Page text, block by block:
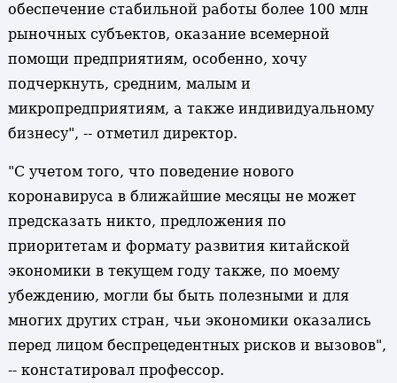
обеспечение стабильной работы более 100 млн
рыночных субъектов, оказание всемерной
помощи предприятиям, особенно, хочу
подчеркнуть, средним, малым и
микропредприятиям, а также индивидуальному
бизнесу", -- отметил директор.
"С учетом того, что поведение нового
коронавируса в ближайшие месяцы не может
предсказать никто, предложения по
приоритетам и формату развития китайской
экономики в текущем году также, по моему
убеждению, могли бы быть полезными и для
многих других стран, чьи экономики оказались
перед лицом беспрецедентных рисков и вызовов",
-- констатировал профессор.